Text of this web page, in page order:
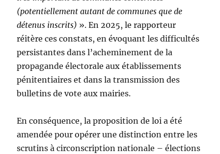
(potentiellement autant de communes que de
détenus inscrits) ». En 2025, le rapporteur
réitère ces constats, en évoquant les difficultés
persistantes dans l’acheminement de la
propagande électorale aux établissements
pénitentiaires et dans la transmission des
bulletins de vote aux mairies.
En conséquence, la proposition de loi a été
amendée pour opérer une distinction entre les
scrutins à circonscription nationale – élections